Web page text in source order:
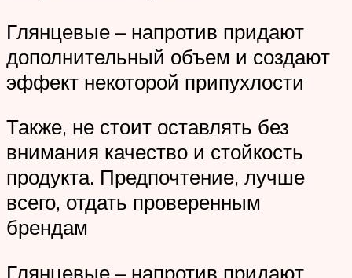
Глянцевые – напротив придают
дополнительный объем и создают
эффект некоторой припухлости
Также, не стоит оставлять без
внимания качество и стойкость
продукта. Предпочтение, лучше
всего, отдать проверенным
брендам
Глянцевые – напротив придают